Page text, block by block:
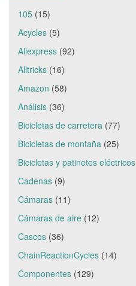
105 (15)
Acycles (5)
Aliexpress (92)
Alltricks (16)
Amazon (58)
Análisis (36)
Bicicletas de carretera (77)
Bicicletas de montaña (25)
Bicicletas y patinetes eléctricos
Cadenas (9)
Cámaras (11)
Cámaras de aire (12)
Cascos (36)
ChainReactionCycles (14)
Componentes (129)